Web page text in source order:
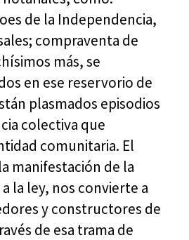
de la Independencia,
compraventa de
más, se
en ese reservorio de
plasmados episodios
colectiva que
comunitaria. El
manifestación de la
la ley, nos convierte a
y constructores de
de esa trama de